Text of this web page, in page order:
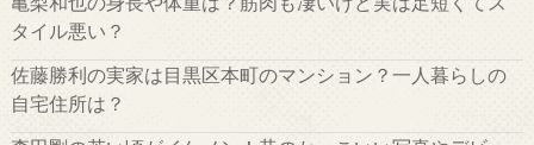
タイル悪い？
佐藤勝利の実家は目黒区本町のマンション？一人暮らしの
自宅住所は？